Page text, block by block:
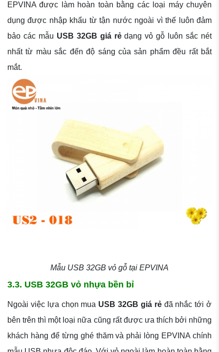
EPVINA được làm hoàn toàn bằng các loại máy chuyên
dụng được nhập khẩu từ tận nước ngoài vì thế luôn đảm
bảo các mẫu USB 32GB giá rẻdạng vỏ gỗ luôn sắc nét
nhất từ màu sắc đến độ sáng của sản phẩm đều rất bắt
mắt.
Mẫu USB 32GB vỏ gỗ tại EPVINA
3.3. USB 32GB vỏ nhựa bền bỉ
Ngoài việc lựa chọn mua USB 32GB giá rẻđã nhắc tới ở
bên trên thì một loại nữa cũng rất được ưa thích bởi những
khách hàng để từng ghé thăm và phải lòng EPVINA chính